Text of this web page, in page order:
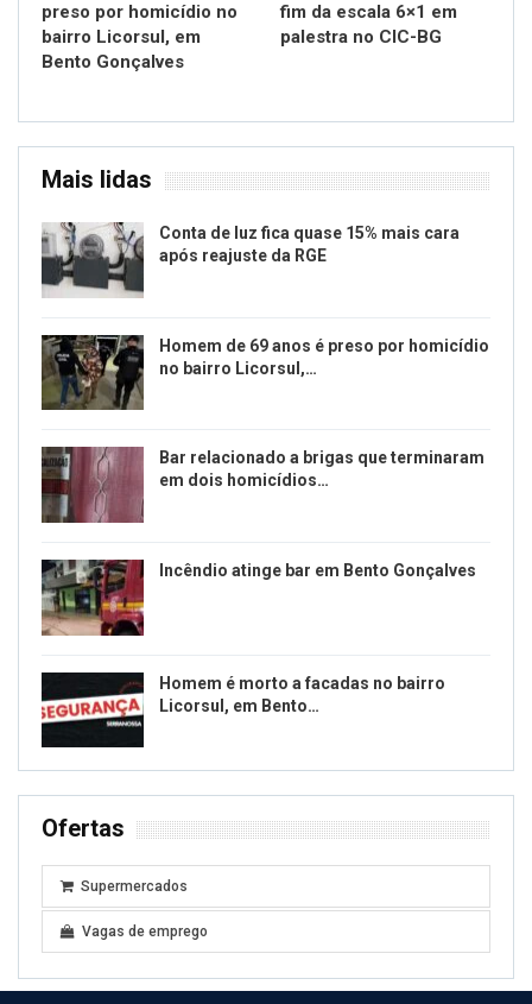
preso por homicídio no
bairro Licorsul, em
Bento Gonçalves
fim da escala 6×1 em
palestra no CIC-BG
Mais lidas
Conta de luz fica quase 15% mais cara
após reajuste da RGE
Homem de 69 anos é preso por homicídio
no bairro Licorsul,…
Bar relacionado a brigas que terminaram
em dois homicídios…
Incêndio atinge bar em Bento Gonçalves
Homem é morto a facadas no bairro
Licorsul, em Bento…
Ofertas
Supermercados
Vagas de emprego